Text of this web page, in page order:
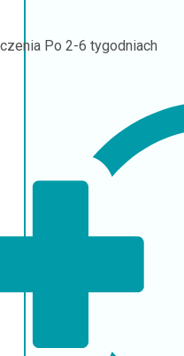
Po 2-6 tygodniach